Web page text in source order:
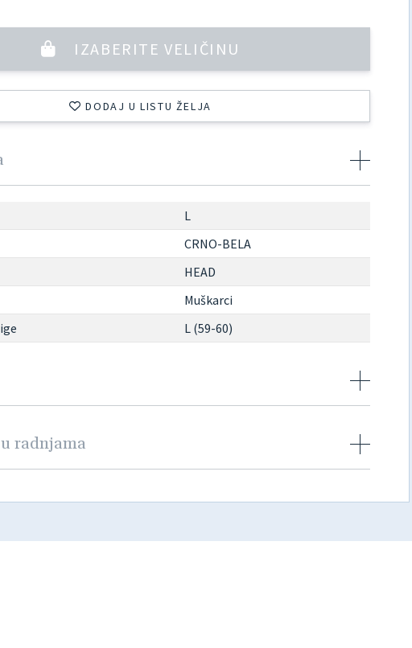
IZABERITE VELIČINU
DODAJ U LISTU ŽELJA
L
CRNO-BELA
HEAD
Muškarci
L (59-60)
radnjama